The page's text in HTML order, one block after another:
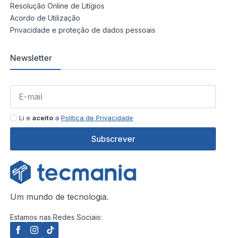
Resolução Online de Litígios
Acordo de Utilização
Privacidade e proteção de dados pessoais
Newsletter
Li e aceito a Política de Privacidade
Subscrever
Um mundo de tecnologia.
Estamos nas Redes Sociais: